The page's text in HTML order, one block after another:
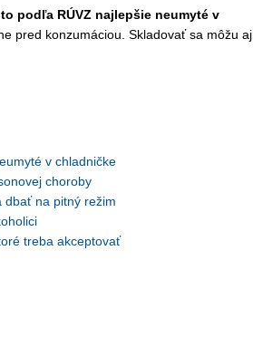
podľa RÚVZ najlepšie neumyté v
pred konzumáciou. Skladovať sa môžu aj
v chladničke
choroby
dbať na pitný režim
treba akceptovať